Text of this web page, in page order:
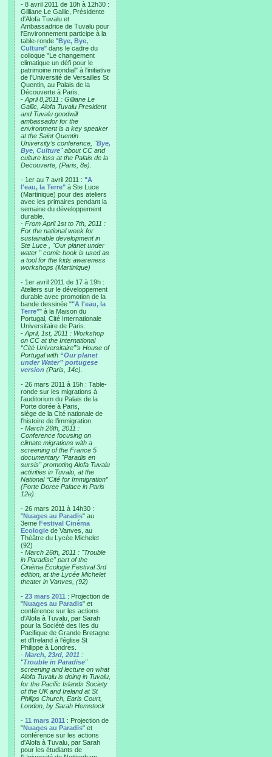
- 8 avril 2011 de 10h à 12h30 :
Gilliane Le Gallic, Présidente
d'Alofa Tuvalu et
Ambassadrice de Tuvalu pour
l'Environnement participe à la
table-ronde "Bye, Bye,
Culture" dans le cadre du
colloque "Le changement
climatique un défi pour le
patrimoine mondial" à l'initiative
de l'Université de Versailles St
Quentin, au Palais de la
Découverte à Paris.
- April 8,2011 : Gilliane Le
Gallic, Alofa Tuvalu President
and Tuvalu goodwill
ambassador for the
environment is a key speaker
at the Saint Quentin
University’s conference, "Bye,
Bye, Culture" about CC and
culture loss at the Palais de la
Decouverte, (Paris, 8e).
- 1er au 7 avril 2011 : "A
l'eau, la Terre" à Ste Luce
(Martinique) pour des ateliers
avec les primaires pendant la
semaine du développement
durable.
- From April 1st to 7th, 2011 :
For the national week for
sustainable development in
Ste Luce , "Our planet under
water " comic book is used as
a tool for the kids awareness
workshops (Martinique)
- 1er avril 2011 de 17 à 19h :
Ateliers sur le développement
durable avec promotion de la
bande dessinée ""A l'eau, la
Terre"" à la Maison du
Portugal, Cité Internationale
Universitaire de Paris.
- April, 1st, 2011 : Workshop
on CC at the International
“Cité Universitaire”’s House of
Portugal with “Our planet
under Water” portugese
version (Paris, 14e).
- 26 mars 2011 à 15h : Table-
ronde sur les migrations à
l’auditorium du Palais de la
Porte dorée à Paris,
siège de la Cité nationale de
l’histoire de l’immigration.
- March 26th, 2011 :
Conference focusing on
climate migrations with a
screening of the France 5
documentary "Paradis en
sursis" promoting Alofa Tuvalu
activities in Tuvalu, at the
National “Cité for Immigration”
(Porte Doree Palace in Paris
12e).
- 26 mars 2011 à 14h30 :
"Nuages au Paradis" au
3eme Festival Cinéma
Ecologie de Vanves, au
Théâtre du Lycée Michelet
(92)
- March 26th, 2011 : "Trouble
in Paradise" part of the
Cinéma Ecologie Festival 3rd
edition, at the Lycée Michelet
theater in Vanves, (92)
- 23 mars 2011 : Projection de
"Nuages au Paradis" et
conférence sur les actions
d'Alofa à Tuvalu, par Sarah
pour la Société des Iles du
Pacifique de Grande Bretagne
et d'Ireland à l'église St
Philippe à Londres.
- March, 23rd, 2011 :
"Trouble in Paradise"
screening and lecture on what
Alofa Tuvalu is doing in Tuvalu,
for the Pacific Islands Society
of the UK and Ireland at St
Philips Church, Earls Court,
London, by Sarah Hemstock
- 11 mars 2011 : Projection de
"Nuages au Paradis" et
conférence sur les actions
d'Alofa à Tuvalu, par Sarah
pour les étudiants de